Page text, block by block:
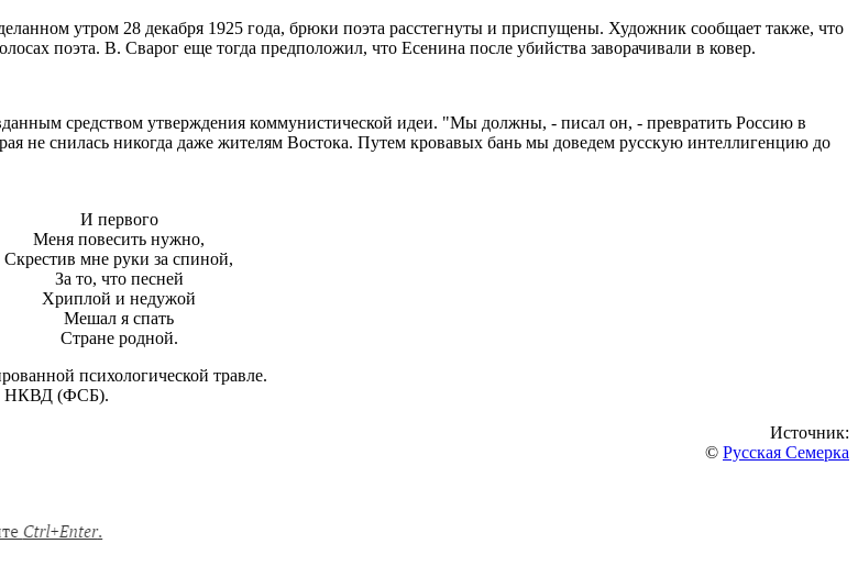
утром 28 декабря 1925 года, брюки поэта расстегнуты и приспущены. Художник сообщает также, что
поэта. В. Сварог еще тогда предположил, что Есенина после убийства заворачивали в ковер.
средством утверждения коммунистической идеи. "Мы должны, - писал он, - превратить Россию в
не снилась никогда даже жителям Востока. Путем кровавых бань мы доведем русскую интеллигенцию до
И первого
Меня повесить нужно,
Скрестив мне руки за спиной,
За то, что песней
Хриплой и недужой
Мешал я спать
Стране родной.
психологической травле.
НКВД (ФСБ).
Источник:
© Русская Семерка